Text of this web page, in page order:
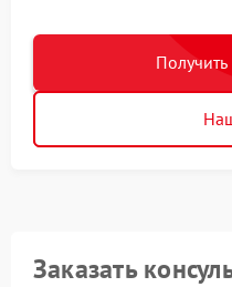
Заказать